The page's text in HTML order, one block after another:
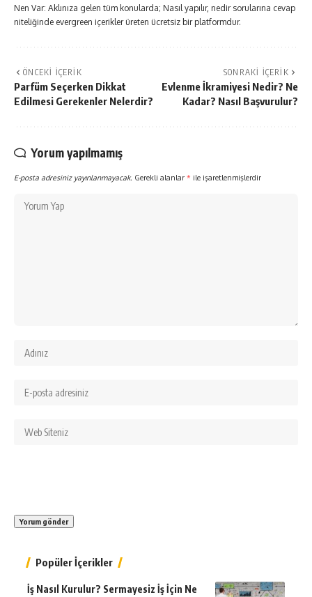
Nen Var: Aklınıza gelen tüm konularda; Nasıl yapılır, nedir sorularına cevap
niteliğinde evergreen içerikler üreten ücretsiz bir platformdur.
ÖNCEKI İÇERIK
Parfüm Seçerken Dikkat
Edilmesi Gerekenler Nelerdir?
SONRAKI İÇERIK
Evlenme İkramiyesi Nedir? Ne
Kadar? Nasıl Başvurulur?
Yorum yapılmamış
E-posta adresiniz yayınlanmayacak. Gerekli alanlar * ile işaretlenmişlerdir
Popüler İçerikler
İş Nasıl Kurulur? Sermayesiz İş İçin Ne